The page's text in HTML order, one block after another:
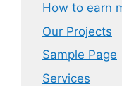
How to earn
Our Projects
Sample Page
Services